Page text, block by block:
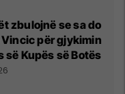
zbulojnë se sa do
për gjykimin
së Kupës së Botës